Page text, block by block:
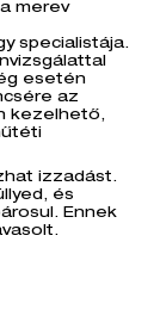
merev
specialistája.
esetén
az
kezelhető,
izzadást.
és
Ennek